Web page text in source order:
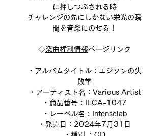
に押しつぶされる時
チャレンジの先にしかない栄光の瞬
間を音楽にのせる！
◇楽曲権利情報ページリンク
・アルバムタイトル：エジソンの失
敗学
・アーティスト名：Various Artist
・商品番号：ILCA-1047
・レーベル名：Intenselab
・発売日：2024年7月31日